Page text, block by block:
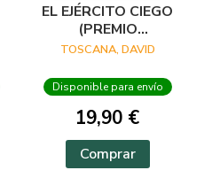
EL EJÉRCITO CIEGO
(PREMIO
ALFAGUARA DE
TOSCANA, DAVID
Disponible para envío
19,90 €
Comprar